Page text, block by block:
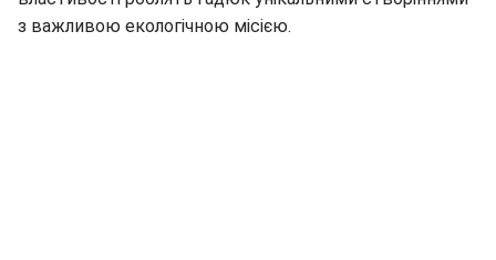
з важливою екологічною місією.